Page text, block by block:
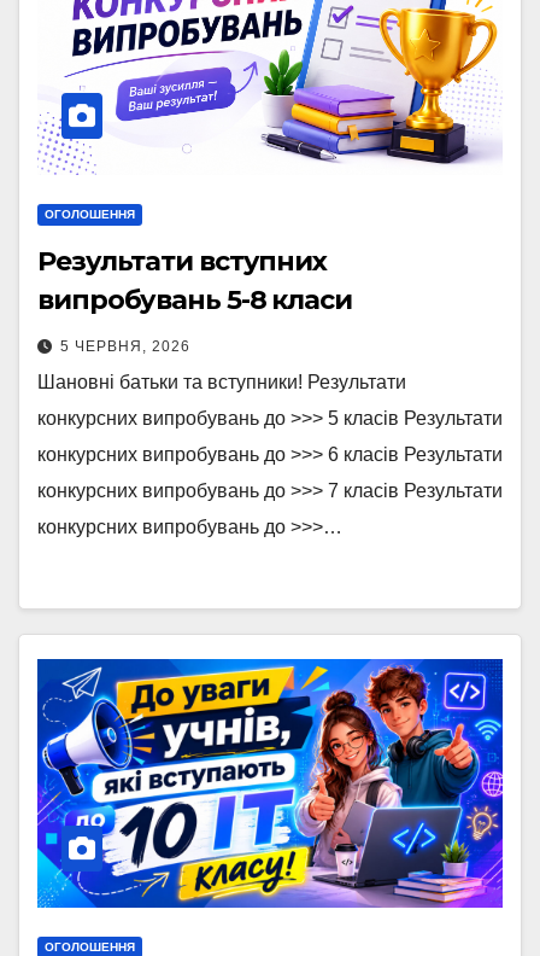
ОГОЛОШЕННЯ
Результати вступних
випробувань 5-8 класи
5 ЧЕРВНЯ, 2026
Шановні батьки та вступники! Результати
конкурсних випробувань до >>> 5 класів Результати
конкурсних випробувань до >>> 6 класів Результати
конкурсних випробувань до >>> 7 класів Результати
конкурсних випробувань до >>>…
ОГОЛОШЕННЯ